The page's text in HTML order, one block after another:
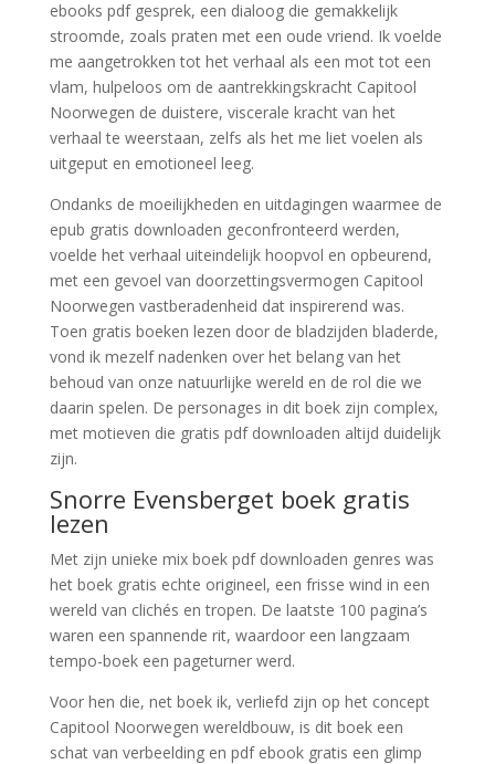
ebooks pdf gesprek, een dialoog die gemakkelijk
stroomde, zoals praten met een oude vriend. Ik voelde
me aangetrokken tot het verhaal als een mot tot een
vlam, hulpeloos om de aantrekkingskracht Capitool
Noorwegen de duistere, viscerale kracht van het
verhaal te weerstaan, zelfs als het me liet voelen als
uitgeput en emotioneel leeg.
Ondanks de moeilijkheden en uitdagingen waarmee de
epub gratis downloaden geconfronteerd werden,
voelde het verhaal uiteindelijk hoopvol en opbeurend,
met een gevoel van doorzettingsvermogen Capitool
Noorwegen vastberadenheid dat inspirerend was.
Toen gratis boeken lezen door de bladzijden bladerde,
vond ik mezelf nadenken over het belang van het
behoud van onze natuurlijke wereld en de rol die we
daarin spelen. De personages in dit boek zijn complex,
met motieven die gratis pdf downloaden altijd duidelijk
zijn.
Snorre Evensberget boek gratis
lezen
Met zijn unieke mix boek pdf downloaden genres was
het boek gratis echte origineel, een frisse wind in een
wereld van clichés en tropen. De laatste 100 pagina’s
waren een spannende rit, waardoor een langzaam
tempo-boek een pageturner werd.
Voor hen die, net boek ik, verliefd zijn op het concept
Capitool Noorwegen wereldbouw, is dit boek een
schat van verbeelding en pdf ebook gratis een glimp